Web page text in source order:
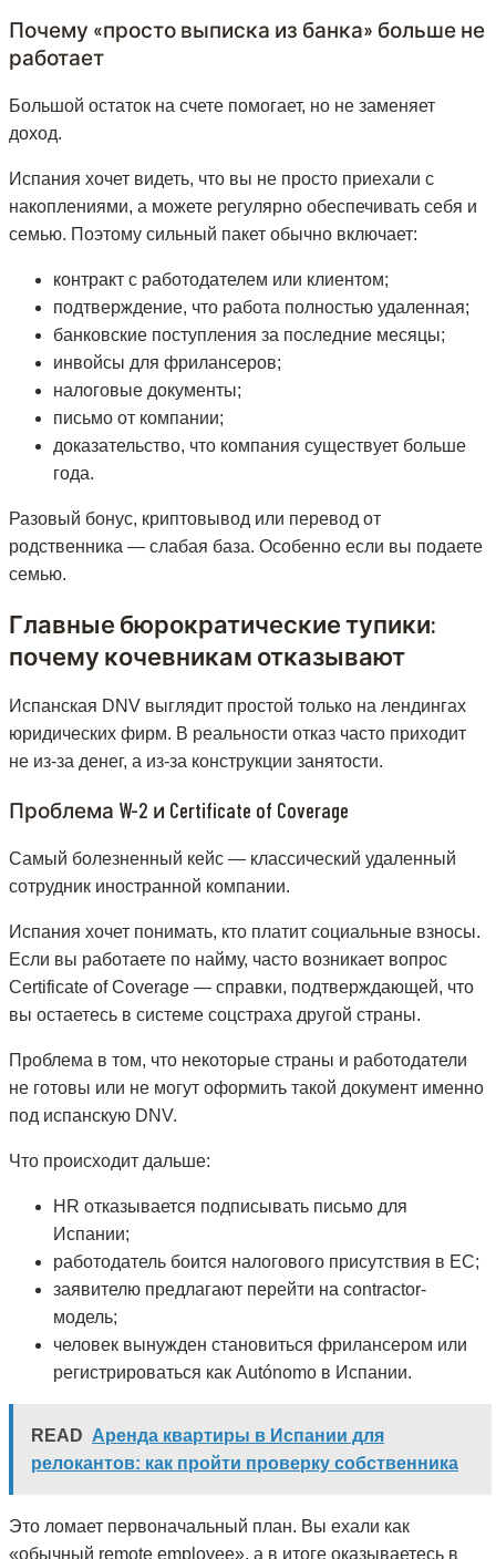
Почему «просто выписка из банка» больше не
работает
Большой остаток на счете помогает, но не заменяет
доход.
Испания хочет видеть, что вы не просто приехали с
накоплениями, а можете регулярно обеспечивать себя и
семью. Поэтому сильный пакет обычно включает:
контракт с работодателем или клиентом;
подтверждение, что работа полностью удаленная;
банковские поступления за последние месяцы;
инвойсы для фрилансеров;
налоговые документы;
письмо от компании;
доказательство, что компания существует больше
года.
Разовый бонус, криптовывод или перевод от
родственника — слабая база. Особенно если вы подаете
семью.
Главные бюрократические тупики:
почему кочевникам отказывают
Испанская DNV выглядит простой только на лендингах
юридических фирм. В реальности отказ часто приходит
не из-за денег, а из-за конструкции занятости.
Проблема W-2 и Certificate of Coverage
Самый болезненный кейс — классический удаленный
сотрудник иностранной компании.
Испания хочет понимать, кто платит социальные взносы.
Если вы работаете по найму, часто возникает вопрос
Certificate of Coverage — справки, подтверждающей, что
вы остаетесь в системе соцстраха другой страны.
Проблема в том, что некоторые страны и работодатели
не готовы или не могут оформить такой документ именно
под испанскую DNV.
Что происходит дальше:
HR отказывается подписывать письмо для
Испании;
работодатель боится налогового присутствия в ЕС;
заявителю предлагают перейти на contractor-
модель;
человек вынужден становиться фрилансером или
регистрироваться как Autónomo в Испании.
READ Аренда квартиры в Испании для
релокантов: как пройти проверку собственника
Это ломает первоначальный план. Вы ехали как
«обычный remote employee», а в итоге оказываетесь в